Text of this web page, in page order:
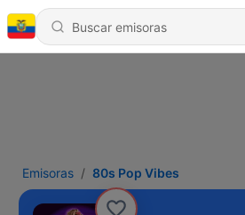
Emisoras 80s Pop Vibes